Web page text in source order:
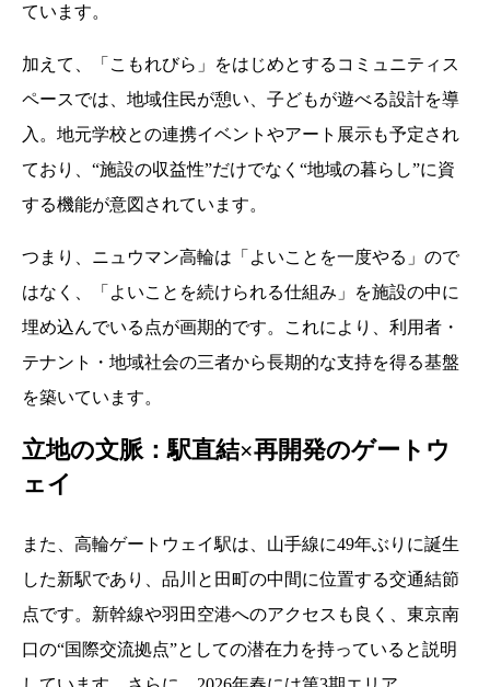
ています。
加えて、「こもれびら」をはじめとするコミュニティス
ペースでは、地域住民が憩い、子どもが遊べる設計を導
入。地元学校との連携イベントやアート展示も予定され
ており、“施設の収益性”だけでなく“地域の暮らし”に資
する機能が意図されています。
つまり、ニュウマン高輪は「よいことを一度やる」ので
はなく、「よいことを続けられる仕組み」を施設の中に
埋め込んでいる点が画期的です。これにより、利用者・
テナント・地域社会の三者から長期的な支持を得る基盤
を築いています。
立地の文脈：駅直結×再開発のゲートウ
ェイ
また、高輪ゲートウェイ駅は、山手線に49年ぶりに誕生
した新駅であり、品川と田町の中間に位置する交通結節
点です。新幹線や羽田空港へのアクセスも良く、東京南
口の“国際交流拠点”としての潜在力を持っていると説明